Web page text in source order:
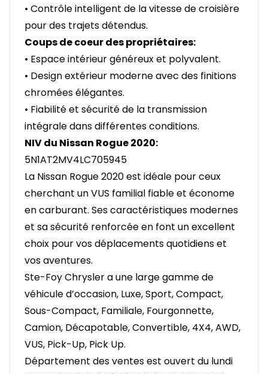
• Contrôle intelligent de la vitesse de croisière
pour des trajets détendus.
Coups de coeur des propriétaires:
• Espace intérieur généreux et polyvalent.
• Design extérieur moderne avec des finitions
chromées élégantes.
• Fiabilité et sécurité de la transmission
intégrale dans différentes conditions.
NIV du Nissan Rogue 2020:
5N1AT2MV4LC705945
La Nissan Rogue 2020 est idéale pour ceux
cherchant un VUS familial fiable et économe
en carburant. Ses caractéristiques modernes
et sa sécurité renforcée en font un excellent
choix pour vos déplacements quotidiens et
vos aventures.
Ste-Foy Chrysler a une large gamme de
véhicule d’occasion, Luxe, Sport, Compact,
Sous-Compact, Familiale, Fourgonnette,
Camion, Décapotable, Convertible, 4X4, AWD,
VUS, Pick-Up, Pick Up.
Département des ventes est ouvert du lundi